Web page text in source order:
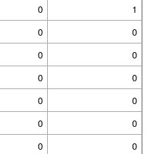
0
1
0
0
0
0
0
0
0
0
0
0
0
0